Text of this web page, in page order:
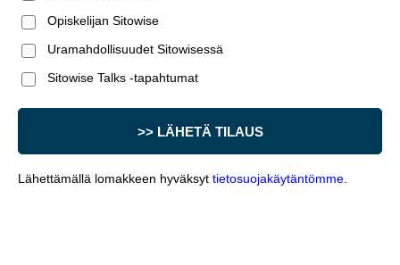
Opiskelijan Sitowise
Uramahdollisuudet Sitowisessä
Sitowise Talks -tapahtumat
Lähettämällä lomakkeen hyväksyt tietosuojakäytäntömme